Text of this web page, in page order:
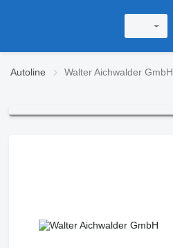
Autoline Walter Aichwalder GmbH